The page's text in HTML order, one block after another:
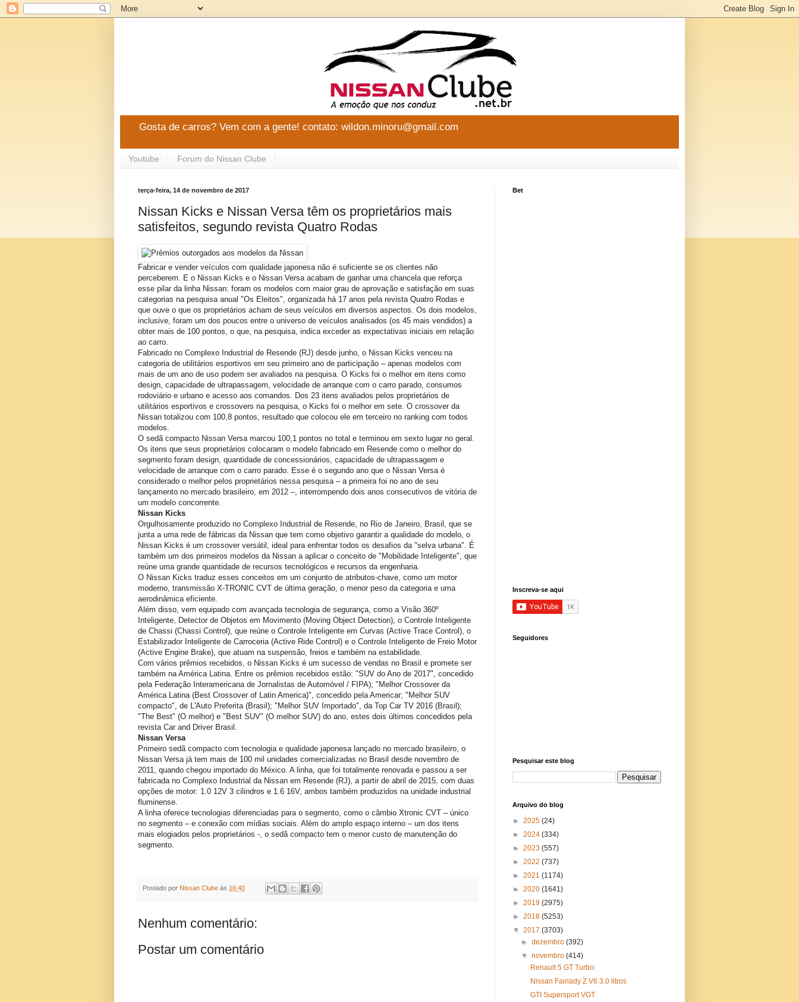
Gosta de carros? Vem com a gente! contato: wildon.minoru@gmail.com
Youtube Forum do Nissan Clube
terça-feira, 14 de novembro de 2017
Nissan Kicks e Nissan Versa têm os proprietários mais
satisfeitos, segundo revista Quatro Rodas
Fabricar e vender veículos com qualidade japonesa não é suficiente se os clientes não
perceberem. E o Nissan Kicks e o Nissan Versa acabam de ganhar uma chancela que reforça
esse pilar da linha Nissan: foram os modelos com maior grau de aprovação e satisfação em suas
categorias na pesquisa anual "Os Eleitos", organizada há 17 anos pela revista Quatro Rodas e
que ouve o que os proprietários acham de seus veículos em diversos aspectos. Os dois modelos,
inclusive, foram um dos poucos entre o universo de veículos analisados (os 45 mais vendidos) a
obter mais de 100 pontos, o que, na pesquisa, indica exceder as expectativas iniciais em relação
ao carro.
Fabricado no Complexo Industrial de Resende (RJ) desde junho, o Nissan Kicks venceu na
categoria de utilitários esportivos em seu primeiro ano de participação – apenas modelos com
mais de um ano de uso podem ser avaliados na pesquisa. O Kicks foi o melhor em itens como
design, capacidade de ultrapassagem, velocidade de arranque com o carro parado, consumos
rodoviário e urbano e acesso aos comandos. Dos 23 itens avaliados pelos proprietários de
utilitários esportivos e crossovers na pesquisa, o Kicks foi o melhor em sete. O crossover da
Nissan totalizou com 100,8 pontos, resultado que colocou ele em terceiro no ranking com todos
modelos.
O sedã compacto Nissan Versa marcou 100,1 pontos no total e terminou em sexto lugar no geral.
Os itens que seus proprietários colocaram o modelo fabricado em Resende como o melhor do
segmento foram design, quantidade de concessionários, capacidade de ultrapassagem e
velocidade de arranque com o carro parado. Esse é o segundo ano que o Nissan Versa é
considerado o melhor pelos proprietários nessa pesquisa – a primeira foi no ano de seu
lançamento no mercado brasileiro, em 2012 –, interrompendo dois anos consecutivos de vitória de
um modelo concorrente.
Nissan Kicks
Orgulhosamente produzido no Complexo Industrial de Resende, no Rio de Janeiro, Brasil, que se
junta a uma rede de fábricas da Nissan que tem como objetivo garantir a qualidade do modelo, o
Nissan Kicks é um crossover versátil, ideal para enfrentar todos os desafios da "selva urbana". É
também um dos primeiros modelos da Nissan a aplicar o conceito de "Mobilidade Inteligente", que
reúne uma grande quantidade de recursos tecnológicos e recursos da engenharia.
O Nissan Kicks traduz esses conceitos em um conjunto de atributos-chave, como um motor
moderno, transmissão X-TRONIC CVT de última geração, o menor peso da categoria e uma
aerodinâmica eficiente.
Além disso, vem equipado com avançada tecnologia de segurança, como a Visão 360º
Inteligente, Detector de Objetos em Movimento (Moving Object Detection), o Controle Inteligente
de Chassi (Chassi Control), que reúne o Controle Inteligente em Curvas (Active Trace Control), o
Estabilizador Inteligente de Carroceria (Active Ride Control) e o Controle Inteligente de Freio Motor
(Active Engine Brake), que atuam na suspensão, freios e também na estabilidade.
Com vários prêmios recebidos, o Nissan Kicks é um sucesso de vendas no Brasil e promete ser
também na América Latina. Entre os prêmios recebidos estão: "SUV do Ano de 2017", concedido
pela Federação Interamericana de Jornalistas de Automóvel / FIPA); "Melhor Crossover da
América Latina (Best Crossover of Latin America)", concedido pela Americar; "Melhor SUV
compacto", de L'Auto Preferita (Brasil); "Melhor SUV Importado", da Top Car TV 2016 (Brasil);
"The Best" (O melhor) e "Best SUV" (O melhor SUV) do ano, estes dois últimos concedidos pela
revista Car and Driver Brasil.
Nissan Versa
Primeiro sedã compacto com tecnologia e qualidade japonesa lançado no mercado brasileiro, o
Nissan Versa já tem mais de 100 mil unidades comercializadas no Brasil desde novembro de
2011, quando chegou importado do México. A linha, que foi totalmente renovada e passou a ser
fabricada no Complexo Industrial da Nissan em Resende (RJ), a partir de abril de 2015, com duas
opções de motor: 1.0 12V 3 cilindros e 1.6 16V, ambos também produzidos na unidade industrial
fluminense.
A linha oferece tecnologias diferenciadas para o segmento, como o câmbio Xtronic CVT – único
no segmento – e conexão com mídias sociais. Além do amplo espaço interno – um dos itens
mais elogiados pelos proprietários -, o sedã compacto tem o menor custo de manutenção do
segmento.
Postado por Nissan Clube às 16:40
Nenhum comentário:
Postar um comentário
Bet
Inscreva-se aqui
Seguidores
Pesquisar este blog
Arquivo do blog
► 2025 (24)
► 2024 (334)
► 2023 (557)
► 2022 (737)
► 2021 (1174)
► 2020 (1641)
► 2019 (2975)
► 2018 (5253)
▼ 2017 (3703)
►dezembro(392)
▼novembro(414)
Renault 5 GT Turbo:
Nissan Fairlady Z V6 3.0 litros
GTI Supersport VGT